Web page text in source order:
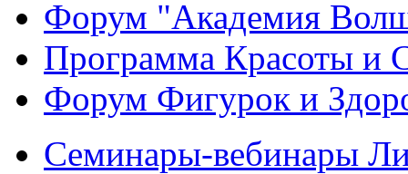
Форум "Академия
Программа Красоты и
Форум Фигурок и
Семинары-вебинары